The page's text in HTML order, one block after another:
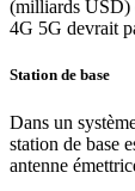
(milliards USD)
4G 5G devrait
Station de base
Dans un
station de base
antenne